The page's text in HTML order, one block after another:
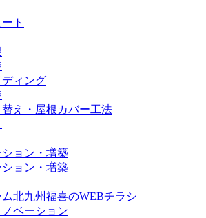
ト
ィング
替え・屋根カバー工法
ション・増築
ション・増築
ム北九州福喜のWEBチラシ
ベーション